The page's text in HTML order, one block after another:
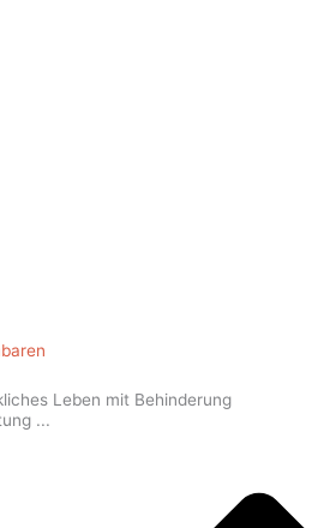
Leben mit Behinderung
...